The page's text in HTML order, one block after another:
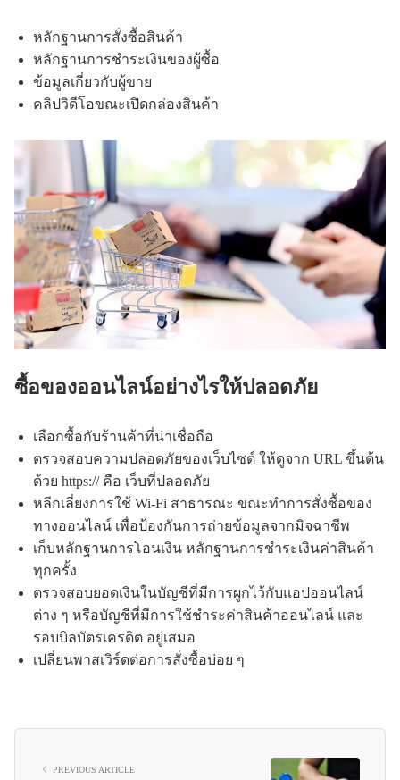
หลักฐานการสั่งซื้อสินค้า
หลักฐานการชำระเงินของผู้ซื้อ
ข้อมูลเกี่ยวกับผู้ขาย
คลิปวิดีโอขณะเปิดกล่องสินค้า
ซื้อของออนไลน์อย่างไรให้ปลอดภัย
เลือกซื้อกับร้านค้าที่น่าเชื่อถือ
ตรวจสอบความปลอดภัยของเว็บไซต์ ให้ดูจาก URL ขึ้นต้น
ด้วย https:// คือ เว็บที่ปลอดภัย
หลีกเลี่ยงการใช้ Wi-Fi สาธารณะ ขณะทำการสั่งซื้อของ
ทางออนไลน์ เพื่อป้องกันการถ่ายข้อมูลจากมิจฉาชีพ
เก็บหลักฐานการโอนเงิน หลักฐานการชำระเงินค่าสินค้า
ทุกครั้ง
ตรวจสอบยอดเงินในบัญชีที่มีการผูกไว้กับแอปออนไลน์
ต่าง ๆ หรือบัญชีที่มีการใช้ชำระค่าสินค้าออนไลน์ และ
รอบบิลบัตรเครดิต อยู่เสมอ
เปลี่ยนพาสเวิร์ดต่อการสั่งซื้อบ่อย ๆ
PREVIOUS ARTICLE